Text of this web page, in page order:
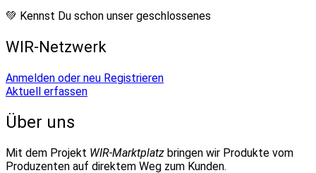
💚 Kennst Du schon unser geschlossenes
WIR-Netzwerk
Anmelden oder neu Registrieren
Aktuell erfassen
Über uns
Mit dem Projekt WIR-Marktplatz bringen wir Produkte vom
Produzenten auf direktem Weg zum Kunden.